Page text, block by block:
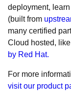
deployment,
(built from
many certified
Cloud hosted,
by Red Hat.
For more
visit our product